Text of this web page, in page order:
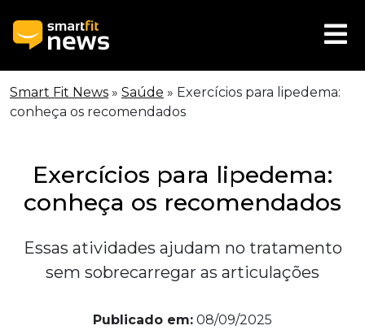
Smart Fit News » Saúde » Exercícios para lipedema:
conheça os recomendados
Exercícios para lipedema:
conheça os recomendados
Essas atividades ajudam no tratamento
sem sobrecarregar as articulações
Publicado em: 08/09/2025